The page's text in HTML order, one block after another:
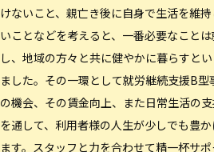
けないこと、親亡き後に自身で生活を維
いことなどを考えると、一番必要なこと
し、地域の方々と共に健やかに暮らすと
ました。その一環として就労継続支援B
の機会、その賃金向上、また日常生活の
を通して、利用者様の人生が少しでも豊
ます。スタッフと力を合わせて精一杯サ